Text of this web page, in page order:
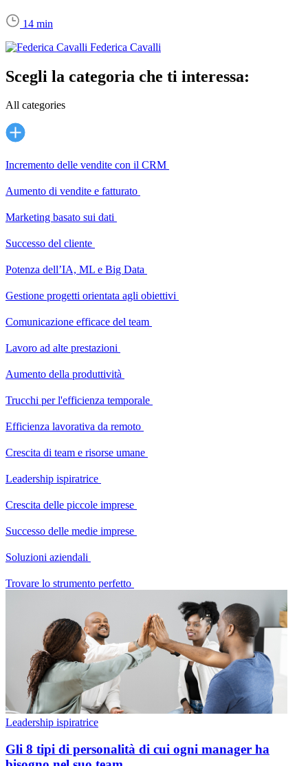
14 min
Federica Cavalli
Scegli la categoria che ti interessa:
All categories
Incremento delle vendite con il CRM
Aumento di vendite e fatturato
Marketing basato sui dati
Successo del cliente
Potenza dell’IA, ML e Big Data
Gestione progetti orientata agli obiettivi
Comunicazione efficace del team
Lavoro ad alte prestazioni
Aumento della produttività
Trucchi per l'efficienza temporale
Efficienza lavorativa da remoto
Crescita di team e risorse umane
Leadership ispiratrice
Crescita delle piccole imprese
Successo delle medie imprese
Soluzioni aziendali
Trovare lo strumento perfetto
Leadership ispiratrice
Gli 8 tipi di personalità di cui ogni manager ha